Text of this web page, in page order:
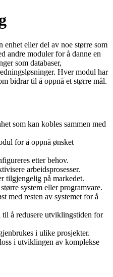
eller del av noe større som
andre moduler for å danne en
som databaser,
Hver modul har
bidrar til å oppnå et større mål.
som kan kobles sammen med
for å oppnå ønsket
etter behov.
arbeidsprosesser.
tilgjengelig på markedet.
system eller programvare.
med resten av systemet for å
å redusere utviklingstiden for
i ulike prosjekter.
i utviklingen av komplekse